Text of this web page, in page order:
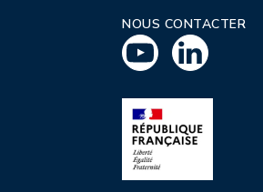
NOUS CONTACTER